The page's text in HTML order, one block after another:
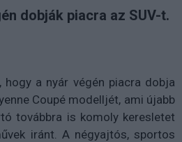
dobják piacra az SUV-t.
a nyár végén piacra dobja
Coupé modelljét, ami újabb
továbbra is komoly keresletet
iránt. A négyajtós, sportos